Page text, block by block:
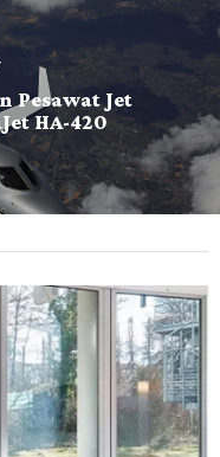
Pesawat Jet
HA-420